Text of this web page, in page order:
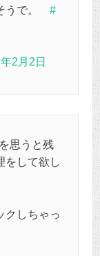
うで。 #
2月2日
思うと残
をして欲し
クしちゃっ